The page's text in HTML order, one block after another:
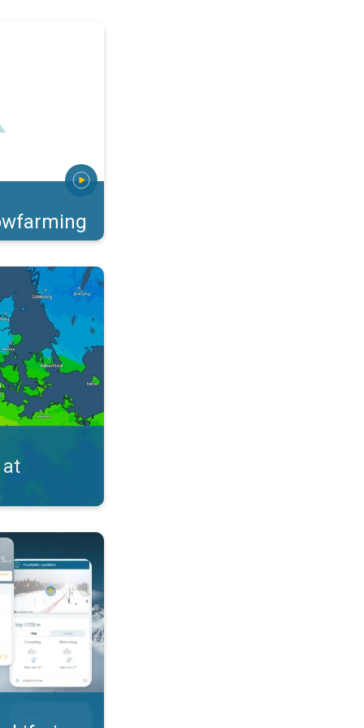
eller sjap?. . .
til skituren. . .